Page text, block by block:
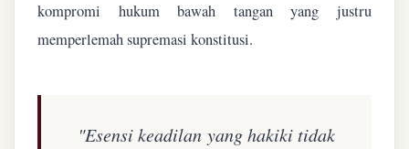
kompromi hukum bawah tangan yang justru
memperlemah supremasi konstitusi.
"Esensi keadilan yang hakiki tidak